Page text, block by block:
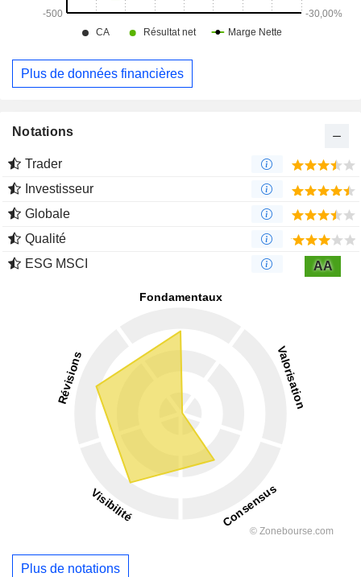
Plus de données financières
Notations
Trader
Investisseur
Globale
Qualité
ESG MSCI
AA
Plus de notations